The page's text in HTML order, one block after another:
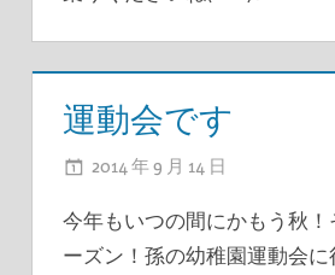
運動会です
2014 年 9 月 14 日
今年もいつの間にかもう秋
ーズン！孫の幼稚園運動会に